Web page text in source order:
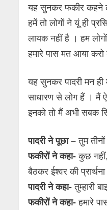
यह सुनकर फकीर कहने
हमें तो लोगों ने यूं ही
लायक नहीं है । हम
हमारे पास मत आया करो
यह सुनकर पादरी मन
साधारण से लोग हैं । मैं
इनको तो मैं अभी सबक
पादरी ने पूछा –तुम
फकीरों ने कहा-कुछ
बैठकर ईश्वर की
पादरी ने कहा-तुम्हारी
फकीरों ने कहा- हमारे